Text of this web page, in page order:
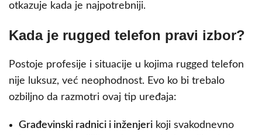
otkazuje kada je najpotrebniji.
Kada je rugged telefon pravi izbor?
Postoje profesije i situacije u kojima rugged telefon
nije luksuz, već neophodnost. Evo ko bi trebalo
ozbiljno da razmotri ovaj tip uređaja:
Građevinski radnici i inženjeri koji svakodnevno